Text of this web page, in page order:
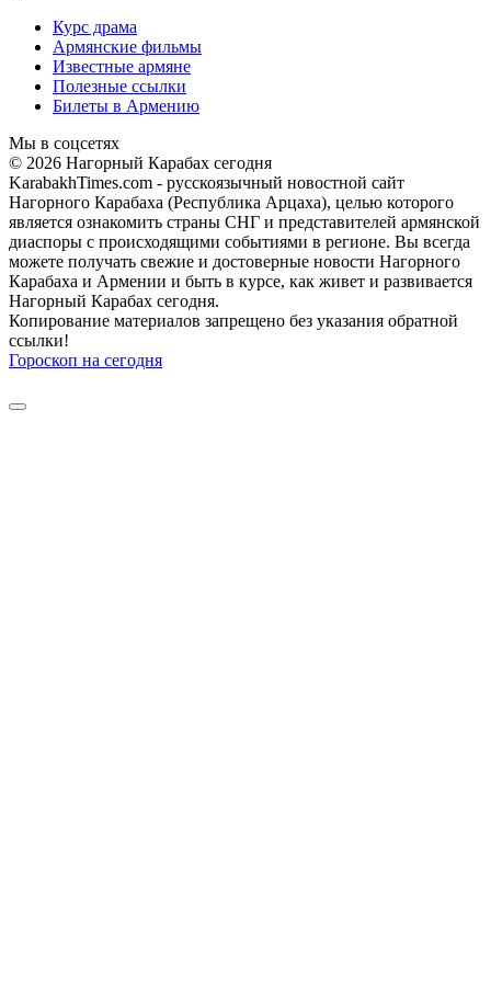
Курс драма
Армянские фильмы
Известные армяне
Полезные ссылки
Билеты в Армению
Мы в соцсетях
© 2026 Нагорный Карабах сегодня
KarabakhTimes.com - русскоязычный новостной сайт
Нагорного Карабаха (Республика Арцаха), целью которого
является ознакомить страны СНГ и представителей армянской
диаспоры с происходящими событиями в регионе. Вы всегда
можете получать свежие и достоверные новости Нагорного
Карабаха и Армении и быть в курсе, как живет и развивается
Нагорный Карабах сегодня.
Копирование материалов запрещено без указания обратной
ссылки!
Гороскоп на сегодня